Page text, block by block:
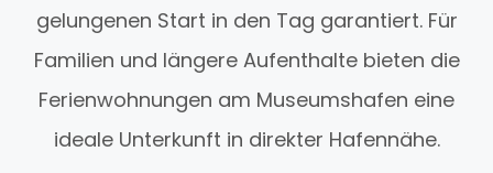
gelungenen Start in den Tag garantiert. Für
Familien und längere Aufenthalte bieten die
Ferienwohnungen am Museumshafen eine
ideale Unterkunft in direkter Hafennähe.